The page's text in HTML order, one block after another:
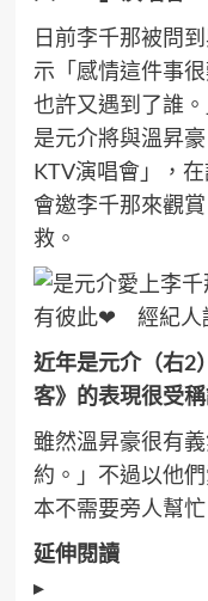
日前李千那被問
示「感情這件事
也許又遇到了誰
是元介將與溫昇
KTV演唱會」，
會邀李千那來觀
救。
近年是元介（右2
客》的表現很受
雖然溫昇豪很有
約。」不過以他
本不需要旁人幫
延伸閱讀
▸